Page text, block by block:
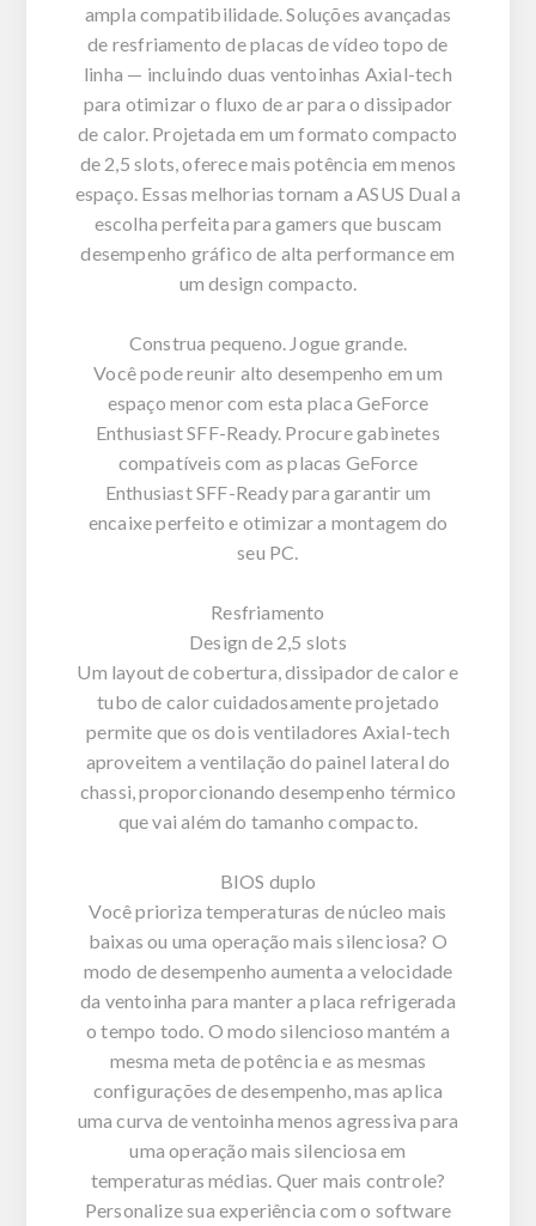
ampla compatibilidade. Soluções avançadas
de resfriamento de placas de vídeo topo de
linha — incluindo duas ventoinhas Axial-tech
para otimizar o fluxo de ar para o dissipador
de calor. Projetada em um formato compacto
de 2,5 slots, oferece mais potência em menos
espaço. Essas melhorias tornam a ASUS Dual a
escolha perfeita para gamers que buscam
desempenho gráfico de alta performance em
um design compacto.
Construa pequeno. Jogue grande.
Você pode reunir alto desempenho em um
espaço menor com esta placa GeForce
Enthusiast SFF-Ready. Procure gabinetes
compatíveis com as placas GeForce
Enthusiast SFF-Ready para garantir um
encaixe perfeito e otimizar a montagem do
seu PC.
Resfriamento
Design de 2,5 slots
Um layout de cobertura, dissipador de calor e
tubo de calor cuidadosamente projetado
permite que os dois ventiladores Axial-tech
aproveitem a ventilação do painel lateral do
chassi, proporcionando desempenho térmico
que vai além do tamanho compacto.
BIOS duplo
Você prioriza temperaturas de núcleo mais
baixas ou uma operação mais silenciosa? O
modo de desempenho aumenta a velocidade
da ventoinha para manter a placa refrigerada
o tempo todo. O modo silencioso mantém a
mesma meta de potência e as mesmas
configurações de desempenho, mas aplica
uma curva de ventoinha menos agressiva para
uma operação mais silenciosa em
temperaturas médias. Quer mais controle?
Personalize sua experiência com o software